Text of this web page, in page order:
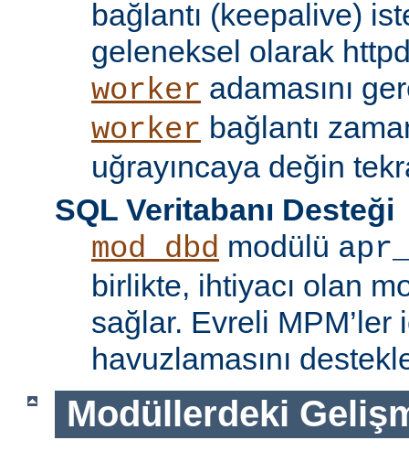
bağlantı (keepalive)
geleneksel olarak
worker adamasını
worker bağlantı
uğrayıncaya değin
SQL Veritabanı Desteği
mod_dbd modülü
birlikte, ihtiyacı olan
sağlar. Evreli MPM’ler
havuzlamasını
Modüllerdeki